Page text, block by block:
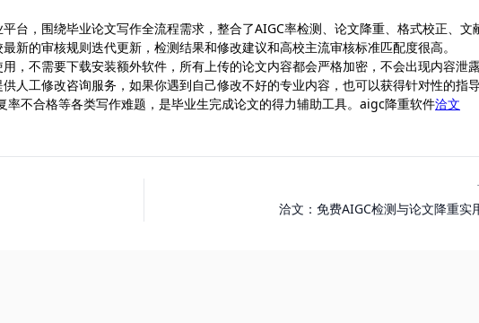
台，围绕毕业论文写作全流程需求，整合了AIGC率检测、论文降重、格式校正、文
新的审核规则迭代更新，检测结果和修改建议和高校主流审核标准匹配度很高。
，不需要下载安装额外软件，所有上传的论文内容都会严格加密，不会出现内容泄
人工修改咨询服务，如果你遇到自己修改不好的专业内容，也可以获得针对性的指
率不合格等各类写作难题，是毕业生完成论文的得力辅助工具。aigc降重软件洽文
洽文：免费AIGC检测与论文降重实